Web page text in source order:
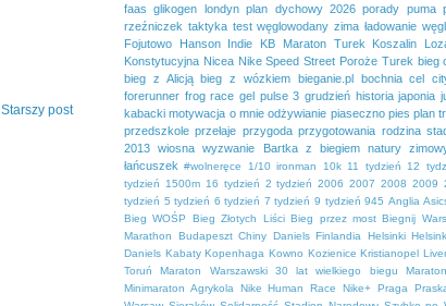
Starszy post
faas
glikogen londyn plan dychowy 2026 porady puma
rzeźniczek taktyka test węglowodany zima ładowanie
Fojutowo
Hanson Indie KB Maraton Turek Koszalin
Konstytucyjna Nicea Nike Speed Street Poroże Turek bieg
bieg z Alicją bieg z wózkiem bieganie.pl bochnia cel
forerunner frog race gel pulse 3 grudzień historia japonia
kabacki motywacja o mnie odżywianie piaseczno pies plan
przedszkole przełaje przygoda przygotowania rodzina
2013
wiosna wyzwanie Bartka z biegiem natury
łańcuszek #wolneręce 1/10 ironman 10k 11 tydzień 12
tydzień
1500m 16 tydzień 2 tydzień 2006 2007 2008 2009
tydzień 5 tydzień 6 tydzień 7 tydzień 9 tydzień 945 Anglia
Bieg WOŚP
Bieg Złotych Liści Bieg przez most Biegnij
Marathon
Budapeszt Chiny Daniels Finlandia Helsinki
Daniels Kabaty Kopenhaga Kowno Kozienice Kristianopel
Toruń
Maraton Warszawski 30 lat wielkiego biegu
Minimaraton Agrykola
Nike Human Race Nike+ Praga